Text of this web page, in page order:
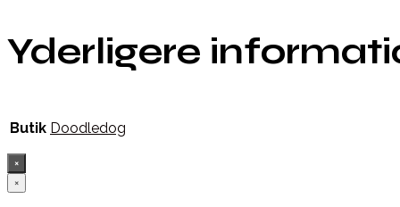
Yderligere
Butik Doodledog
×
×